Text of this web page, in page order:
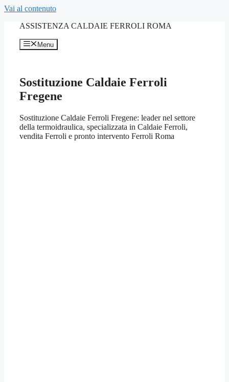
Vai al contenuto
ASSISTENZA CALDAIE FERROLI ROMA
Menu
Sostituzione Caldaie Ferroli
Fregene
Sostituzione Caldaie Ferroli Fregene: leader nel settore
della termoidraulica, specializzata in Caldaie Ferroli,
vendita Ferroli e pronto intervento Ferroli Roma